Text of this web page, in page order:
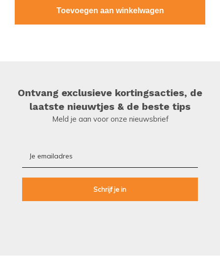
Toevoegen aan winkelwagen
Ontvang exclusieve kortingsacties, de
laatste nieuwtjes & de beste tips
Meld je aan voor onze nieuwsbrief